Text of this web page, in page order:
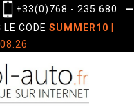
+33(0)768 - 235 680
—
CODE SUMMER10